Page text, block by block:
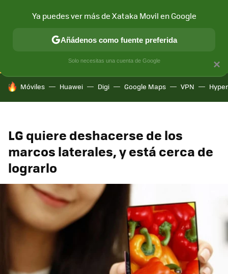
CONECTIVIDAD MÓVIL Y SOCIEDAD APLICACIONES
HOY SE HABLA DE
Móviles Huawei Digi Google Maps VPN
LG quiere deshacerse de los
marcos laterales, y está cerca de
lograrlo
×
Ya puedes ver más de Xataka Movil en Google
Añádenos como fuente preferida
Solo necesitas una cuenta de Google